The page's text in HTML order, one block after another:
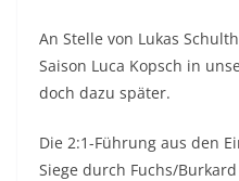
An Stelle von Lukas
Saison Luca Kopsch in
doch dazu später.
Die 2:1-Führung aus den
Siege durch Fuchs/